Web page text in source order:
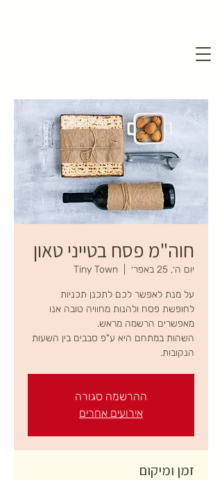
חוה"מ פסח בטייני טאון
יום ה׳, 25 באפר׳ Tiny Town
על מנת לאפשר לכם לתכנן תכניות
לחופשת פסח ולהנות מחוויה טובה אנו
השהות במתחם היא ע"פ סבבים בין השעות
הנקובות.
ההרשמה סגורה
אירועים אחרים
זמן ומיקום